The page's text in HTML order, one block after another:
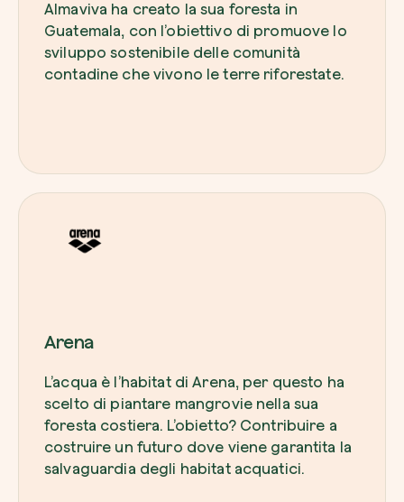
Almaviva ha creato la sua foresta in
Guatemala, con l’obiettivo di promuove lo
sviluppo sostenibile delle comunità
contadine che vivono le terre riforestate.
Arena
L’acqua è l’habitat di Arena, per questo ha
scelto di piantare mangrovie nella sua
foresta costiera. L’obietto? Contribuire a
costruire un futuro dove viene garantita la
salvaguardia degli habitat acquatici.